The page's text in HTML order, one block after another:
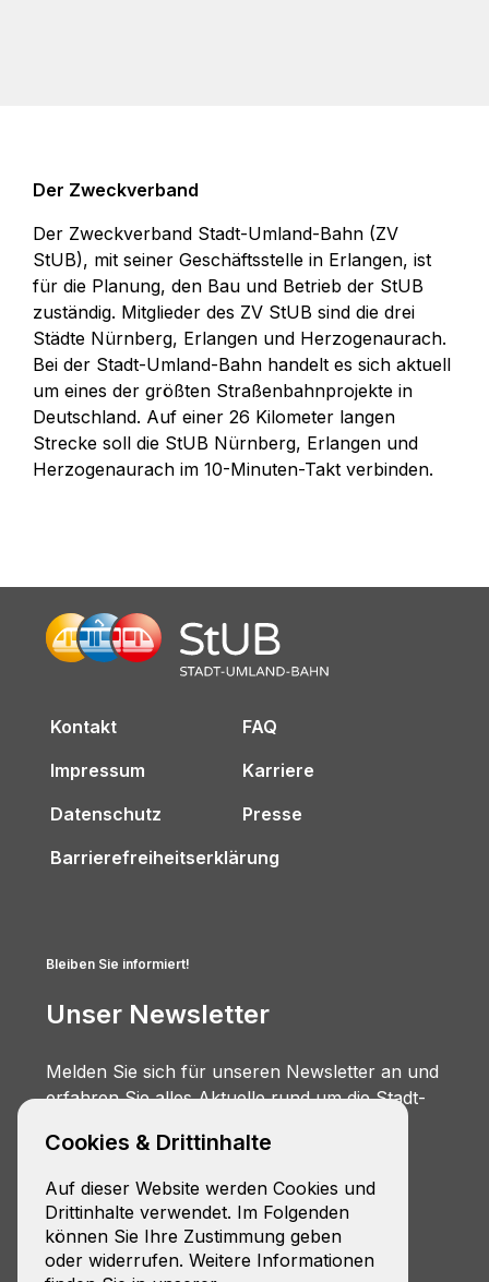
Der Zweckverband
Der Zweckverband Stadt-Umland-Bahn (ZV
StUB), mit seiner Geschäftsstelle in Erlangen, ist
für die Planung, den Bau und Betrieb der StUB
zuständig. Mitglieder des ZV StUB sind die drei
Städte Nürnberg, Erlangen und Herzogenaurach.
Bei der Stadt-Umland-Bahn handelt es sich aktuell
um eines der größten Straßenbahnprojekte in
Deutschland. Auf einer 26 Kilometer langen
Strecke soll die StUB Nürnberg, Erlangen und
Herzogenaurach im 10-Minuten-Takt verbinden.
Kontakt
FAQ
Impressum
Karriere
Datenschutz
Presse
Barrierefreiheitserklärung
Bleiben Sie informiert!
Unser Newsletter
Melden Sie sich für unseren Newsletter an und
erfahren Sie alles Aktuelle rund um die Stadt-
Cookies & Drittinhalte
Auf dieser Website werden Cookies und
Drittinhalte verwendet. Im Folgenden
können Sie Ihre Zustimmung geben
oder widerrufen. Weitere Informationen